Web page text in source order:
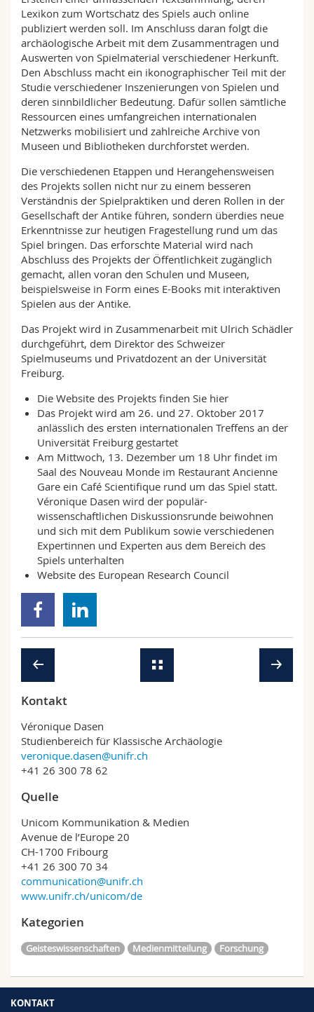
Lexikon zum Wortschatz des Spiels auch online
publiziert werden soll. Im Anschluss daran folgt die
archäologische Arbeit mit dem Zusammentragen und
Auswerten von Spielmaterial verschiedener Herkunft.
Den Abschluss macht ein ikonographischer Teil mit der
Studie verschiedener Inszenierungen von Spielen und
deren sinnbildlicher Bedeutung. Dafür sollen sämtliche
Ressourcen eines umfangreichen internationalen
Netzwerks mobilisiert und zahlreiche Archive von
Museen und Bibliotheken durchforstet werden.
Die verschiedenen Etappen und Herangehensweisen
des Projekts sollen nicht nur zu einem besseren
Verständnis der Spielpraktiken und deren Rollen in der
Gesellschaft der Antike führen, sondern überdies neue
Erkenntnisse zur heutigen Fragestellung rund um das
Spiel bringen. Das erforschte Material wird nach
Abschluss des Projekts der Öffentlichkeit zugänglich
gemacht, allen voran den Schulen und Museen,
beispielsweise in Form eines E-Books mit interaktiven
Spielen aus der Antike.
Das Projekt wird in Zusammenarbeit mit Ulrich Schädler
durchgeführt, dem Direktor des Schweizer
Spielmuseums und Privatdozent an der Universität
Freiburg.
Die Website des Projekts finden Sie hier
Das Projekt wird am 26. und 27. Oktober 2017
anlässlich des ersten internationalen Treffens an der
Universität Freiburg gestartet
Am Mittwoch, 13. Dezember um 18 Uhr findet im
Saal des Nouveau Monde im Restaurant Ancienne
Gare ein Café Scientifique rund um das Spiel statt.
Véronique Dasen wird der populär-
wissenschaftlichen Diskussionsrunde beiwohnen
und sich mit dem Publikum sowie verschiedenen
Expertinnen und Experten aus dem Bereich des
Spiels unterhalten
Website des European Research Council
Kontakt
Véronique Dasen
Studienbereich für Klassische Archäologie
veronique.dasen@unifr.ch
+41 26 300 78 62
Quelle
Unicom Kommunikation & Medien
Avenue de l’Europe 20
CH-1700 Fribourg
+41 26 300 70 34
communication@unifr.ch
www.unifr.ch/unicom/de
Kategorien
Geisteswissenschaften Medienmitteilung Forschung
KONTAKT